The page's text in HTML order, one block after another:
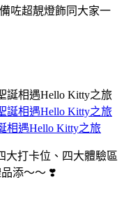
咗超靚燈飾同大家一
相遇Hello Kitty之旅
大打卡位、四大體驗區
添～～ ❣️